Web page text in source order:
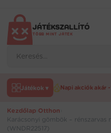
tartalomraJÁTÉKSZALLÍTÓ
TÖBB MINT JÁTÉK
search
Játékok ▾ Napi akciók akár -
Kezdőlap Otthon
Karácsonyi gömbök – rénszarvas
(WNDR22517)